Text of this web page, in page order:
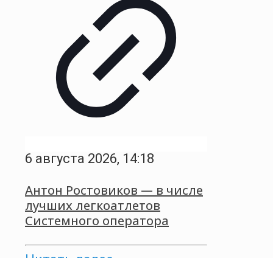
6 августа 2026, 14:18
Антон Ростовиков — в числе
лучших легкоатлетов
Системного оператора